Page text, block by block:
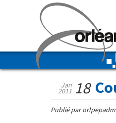
Jan
2011 18
Publié par